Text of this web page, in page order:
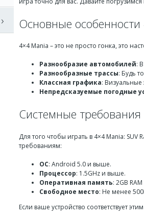
Основные
4×4 Mania – это не просто гонка, это
Разнообразие автомобилей:
Разнообразные трассы: Будь
Классная графика:
Непредсказуемые погодные
Системные требования
Для того чтобы играть в 4×4 Mania:
требованиям:
ОС: Android 5.0 и выше.
Процессор: 1.5GHz и выше.
Оперативная память: 2GB
Свободное место: Не менее
Если ваше устройство соответствует